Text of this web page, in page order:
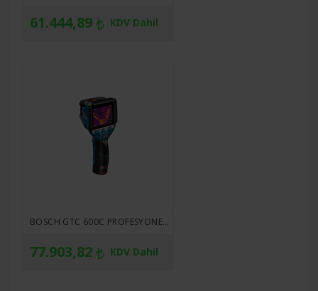
61.444,89 KDV Dahil
BOSCH GTC 600C PROFESYONEL TERMAL KAMERA
77.903,82 KDV Dahil